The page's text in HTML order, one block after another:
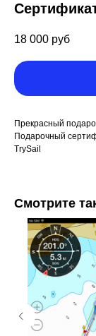
18 000 руб
Прекрасный
Подарочный
TrySail
Смотрите